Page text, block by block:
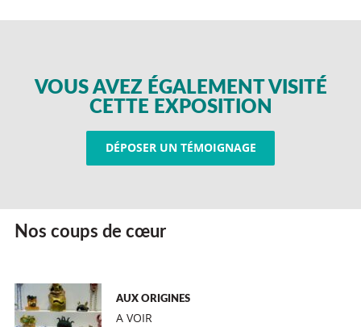
VOUS AVEZ ÉGALEMENT VISITÉ
CETTE EXPOSITION
DÉPOSER UN TÉMOIGNAGE
Nos coups de cœur
AUX ORIGINES
A VOIR